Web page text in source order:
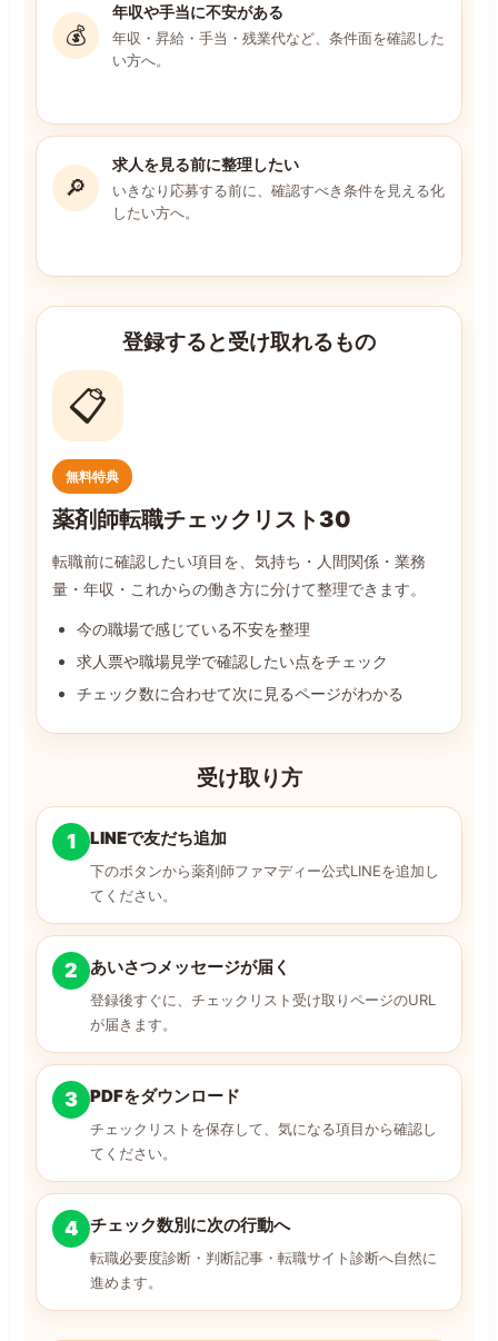
💰
年収や手当に不安がある
年収・昇給・手当・残業代など、条件面を確認した
い方へ。
🔎
求人を見る前に整理したい
いきなり応募する前に、確認すべき条件を見える化
したい方へ。
登録すると受け取れるもの
📋
無料特典
薬剤師転職チェックリスト30
転職前に確認したい項目を、気持ち・人間関係・業務
量・年収・これからの働き方に分けて整理できます。
今の職場で感じている不安を整理
求人票や職場見学で確認したい点をチェック
チェック数に合わせて次に見るページがわかる
受け取り方
1 LINEで友だち追加
下のボタンから薬剤師ファマディー公式LINEを追加し
てください。
2 あいさつメッセージが届く
登録後すぐに、チェックリスト受け取りページのURL
が届きます。
3 PDFをダウンロード
チェックリストを保存して、気になる項目から確認し
てください。
4 チェック数別に次の行動へ
転職必要度診断・判断記事・転職サイト診断へ自然に
進めます。